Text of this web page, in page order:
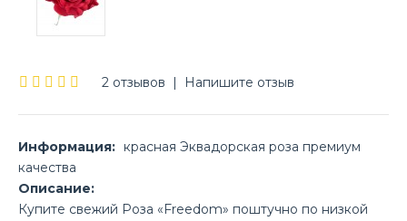
2 отзывов | Напишите отзыв
Информация: красная Эквадорская роза премиум
качества
Описание:
Купите свежий Роза «Freedom» поштучно по низкой